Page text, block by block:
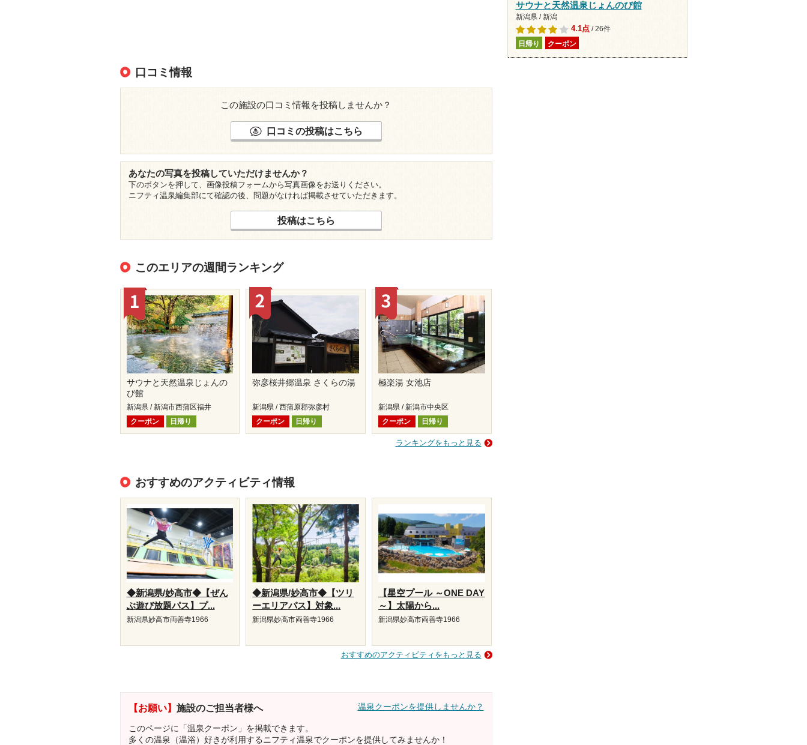
口コミ情報
この施設の口コミ情報を投稿しませんか？
口コミの投稿はこちら
あなたの写真を投稿していただけませんか？
下のボタンを押して、画像投稿フォームから写真画像をお送りください。
ニフティ温泉編集部にて確認の後、問題がなければ掲載させていただきます。
投稿はこちら
このエリアの週間ランキング
サウナと天然温泉じょんの
び館
新潟県 / 新潟市西蒲区福井
クーポン
日帰り
弥彦桜井郷温泉 さくらの湯
新潟県 / 西蒲原郡弥彦村
クーポン
日帰り
極楽湯 女池店
新潟県 / 新潟市中央区
クーポン
日帰り
ランキングをもっと見る
おすすめのアクティビティ情報
◆新潟県/妙高市◆【ぜん
ぶ遊び放題パス】プ...
新潟県妙高市両善寺1966
◆新潟県/妙高市◆【ツリ
ーエリアパス】対象...
新潟県妙高市両善寺1966
【星空プール ～ONE DAY
～】太陽から...
新潟県妙高市両善寺1966
おすすめのアクティビティをもっと見る
【お願い】 施設のご担当者様へ 温泉クーポンを提供しませんか？
このページに「温泉クーポン」を掲載できます。
多くの温泉（温浴）好きが利用するニフティ温泉でクーポンを提供してみませんか！
サウナと天然温泉じょんのび館
新潟県 / 新潟
4.1点/ 26件
日帰り クーポン